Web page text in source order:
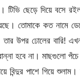
টিভি ছেড়ে দিয়ে বসে
তোমাকে কত নামে
তার উপর ঢোলের বারি!
হবে না। মাছগুলো পঁচে
বিন্দুর পাশে গিয়ে